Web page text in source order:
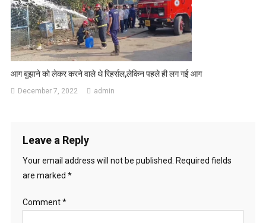
आग बुझाने को लेकर करने वाले थे रिहर्सल,लेकिन पहले ही लग गई आग
December 7, 2022 admin
Leave a Reply
Your email address will not be published.
Required fields
are marked *
Comment*